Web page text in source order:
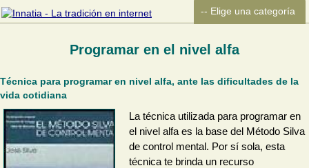
Programar en el nivel alfa
Técnica para programar en nivel alfa, ante las dificultades de la
vida cotidiana
La técnica utilizada para programar en
el nivel alfa es la base del Método Silva
de control mental. Por sí sola, esta
técnica te brinda un recurso